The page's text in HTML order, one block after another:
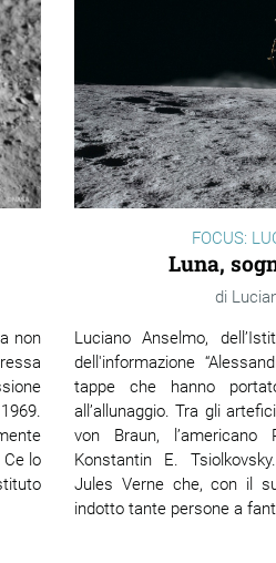
non
lo
FOCUS:
Luna,
Luciano Anselmo,
dell'informazione
tappe che hanno
all’allunaggio. Tra gli
von Braun,
Konstantin E.
Jules Verne che, con il
indotto tante persone a